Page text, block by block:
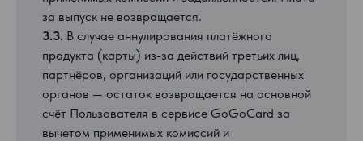
за выпуск не возвращается.
3.3. В случае аннулирования платёжного
продукта (карты) из-за действий третьих лиц,
партнёров, организаций или государственных
органов — остаток возвращается на основной
счёт Пользователя в сервисе GoGoCard за
вычетом применимых комиссий и